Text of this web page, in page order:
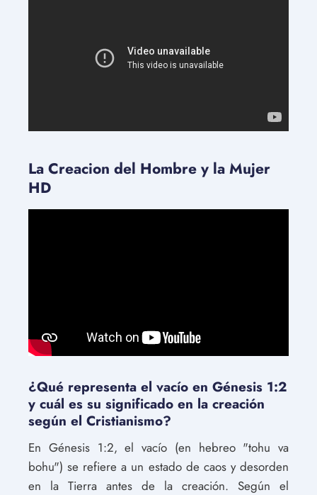
La Creacion del Hombre y la Mujer
HD
¿Qué representa el vacío en Génesis 1:2
y cuál es su significado en la creación
según el Cristianismo?
En Génesis 1:2, el vacío (en hebreo "tohu va
bohu") se refiere a un estado de caos y desorden
en la Tierra antes de la creación. Según el